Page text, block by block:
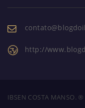
http://
IBSEN COSTA MANSO. ®